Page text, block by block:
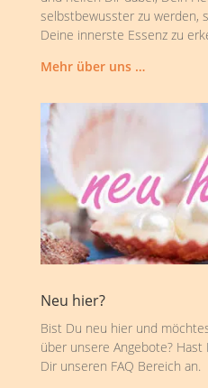
selbstbewusster zu werden,
Deine innerste Essenz zu
Mehr über uns …
Neu hier?
Bist Du neu hier und
über unsere Angebote? Hast
Dir unseren FAQ Bereich an.